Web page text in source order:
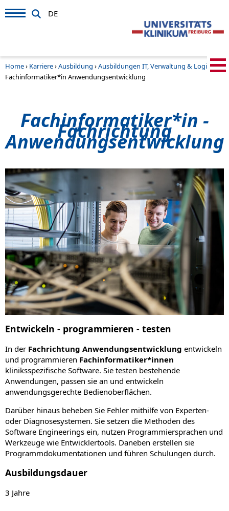
DE
Home› Karriere›Ausbildung ›Ausbildungen IT, Verwaltung & Logistik›
Fachinformatiker*in Anwendungsentwicklung
Fachinformatiker*in -
Fachrichtung
Anwendungsentwicklung
Entwickeln - programmieren - testen
In der Fachrichtung Anwendungsentwicklung entwickeln
und programmieren Fachinformatiker*innen
kliniksspezifische Software. Sie testen bestehende
Anwendungen, passen sie an und entwickeln
anwendungsgerechte Bedienoberflächen.
Darüber hinaus beheben Sie Fehler mithilfe von Experten-
oder Diagnosesystemen. Sie setzen die Methoden des
Software Engineerings ein, nutzen Programmiersprachen und
Werkzeuge wie Entwicklertools. Daneben erstellen sie
Programmdokumentationen und führen Schulungen durch.
Ausbildungsdauer
3 Jahre